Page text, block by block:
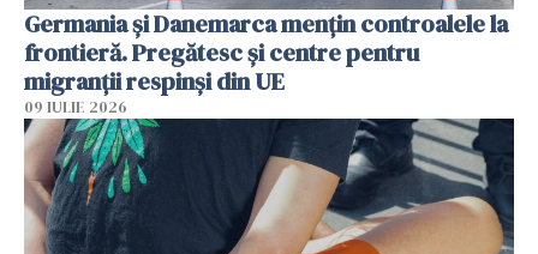
Germania și Danemarca mențin controalele la
frontieră. Pregătesc și centre pentru
migranții respinși din UE
09 IULIE 2026